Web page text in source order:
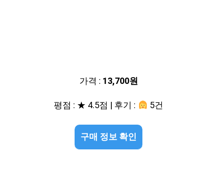
가격 : 13,700원
평점 : ★ 4.5점 | 후기 :
5건
구매 정보 확인